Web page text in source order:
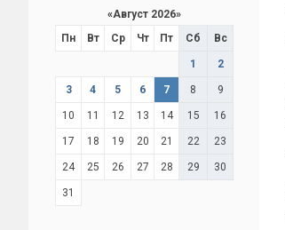
«Август 2026»
Пн
Вт Ср Чт Пт Сб Вс
1 2
3 4 5 6 7 8 9
10 11 12 13 14 15 16
17 18 19 20 21 22 23
24 25 26 27 28 29 30
31